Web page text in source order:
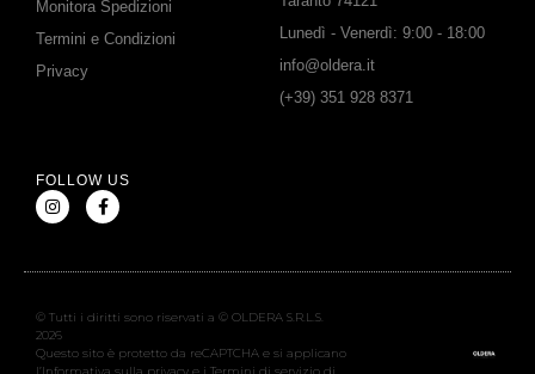
Monitora Spedizioni
Termini e Condizioni
Privacy
Lunedì - Venerdì: 9:00 - 18:00
info@oldera.it
(+39) 351 928 8371
FOLLOW US
© Tutti i diritti sono riservati a © OLDERA S.R.L.S.
2026
Questo sito è protetto da reCAPTCHA e si applicano